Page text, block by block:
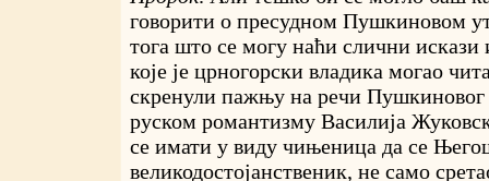
говорити о пресудном Пушкиновом
тога што се могу наћи слични искази
које је црногорски владика могао
скренули пажњу на речи Пушкиновог
руском романтизму Василија
се имати у виду чињеница да се
великодостојанственик, не само